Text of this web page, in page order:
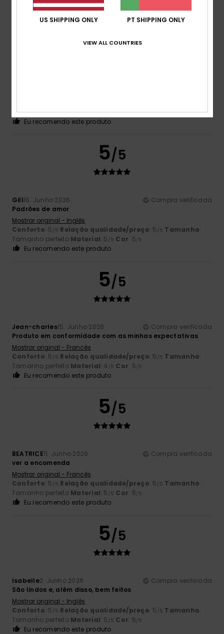
Eu recomendo este produto
5/5
Demasiado grandeMaterial: 5/5 Cor: 5/5
Eu recomendo este produto
5/5
Gill16. Junho 2026
Compra verificada
Padrões de amor
Mostrar original - Inglês
Conforto: 5 /5 Relação qualidade/preço: 5 /5 Tamanho:
Tamanho perfeito Material: 5 /5 Cor: 5/5
Eu recomendo este produto
5/5
Jean-charles15. Junho 2026
Compra verificada
Produto em conformidade com as minhas expectativas
Mostrar original - Francês
Conforto: 5 /5 Relação qualidade/preço: 5 /5 Tamanho:
Tamanho perfeito Material: 4 /5 Cor: 5/5
Eu recomendo este produto
5/5
BEATRICE11. Junho 2026
Compra verificada
ver a encomenda
Mostrar original - Francês
Conforto: 5 /5 Relação qualidade/preço: 5 /5 Tamanho:
Tamanho perfeito Material: 5 /5 Cor: 5/5
Eu recomendo este produto
5/5
Isabelle2. Junho 2026
Compra verificada
São lindos e, além disso, bem feitos
Mostrar original - Inglês
Conforto: 5 /5 Relação qualidade/preço: 5 /5 Tamanho:
Tamanho perfeito Material: 5 /5 Cor: 5/5
Eu recomendo este produto
US SHIPPING ONLY PT SHIPPING ONLY
VIEW ALL COUNTRIES